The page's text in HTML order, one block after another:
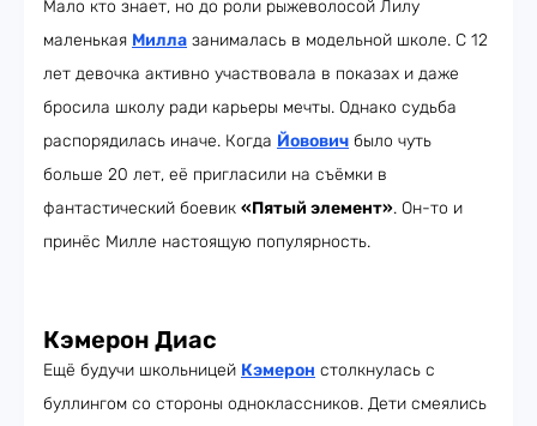
Мало кто знает, но до роли рыжеволосой Лилу
маленькая Милла занималась в модельной школе. С 12
лет девочка активно участвовала в показах и даже
бросила школу ради карьеры мечты. Однако судьба
распорядилась иначе. Когда Йовович было чуть
больше 20 лет, её пригласили на съёмки в
фантастический боевик «Пятый элемент». Он-то и
принёс Милле настоящую популярность.
Кэмерон Диас
Ещё будучи школьницей Кэмерон столкнулась с
буллингом со стороны одноклассников. Дети смеялись